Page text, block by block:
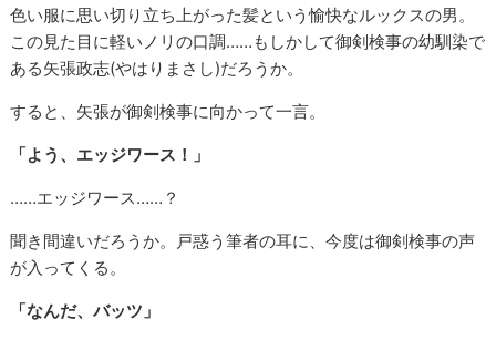
色い服に思い切り立ち上がった髪という愉快なルックスの男。
この見た目に軽いノリの口調……もしかして御剣検事の幼馴染で
ある矢張政志(やはりまさし)だろうか。
すると、矢張が御剣検事に向かって一言。
「よう、エッジワース！」
……エッジワース……？
聞き間違いだろうか。戸惑う筆者の耳に、今度は御剣検事の声
が入ってくる。
「なんだ、バッツ」